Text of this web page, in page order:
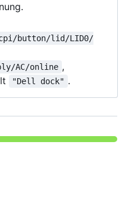
button/lid/LID0/
AC/online ,
"Dell dock" .